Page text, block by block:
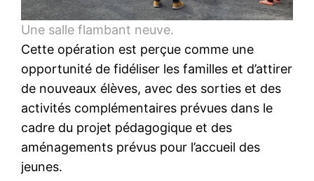
Une salle flambant neuve.
Cette opération est perçue comme une
opportunité de fidéliser les familles et d’attirer
de nouveaux élèves, avec des sorties et des
activités complémentaires prévues dans le
cadre du projet pédagogique et des
aménagements prévus pour l’accueil des
jeunes.